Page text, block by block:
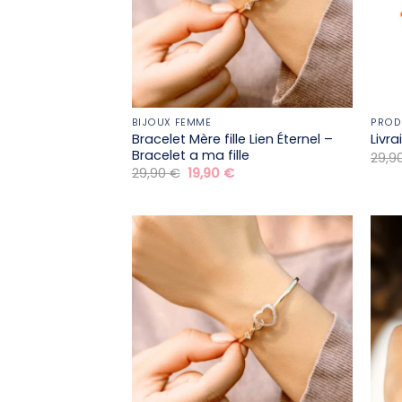
BIJOUX FEMME
Bracelet Mère fille​ Lien Éternel –
Bracelet a ma fille
29,90€ Le
prix
19,90 €Le
19,90 €.